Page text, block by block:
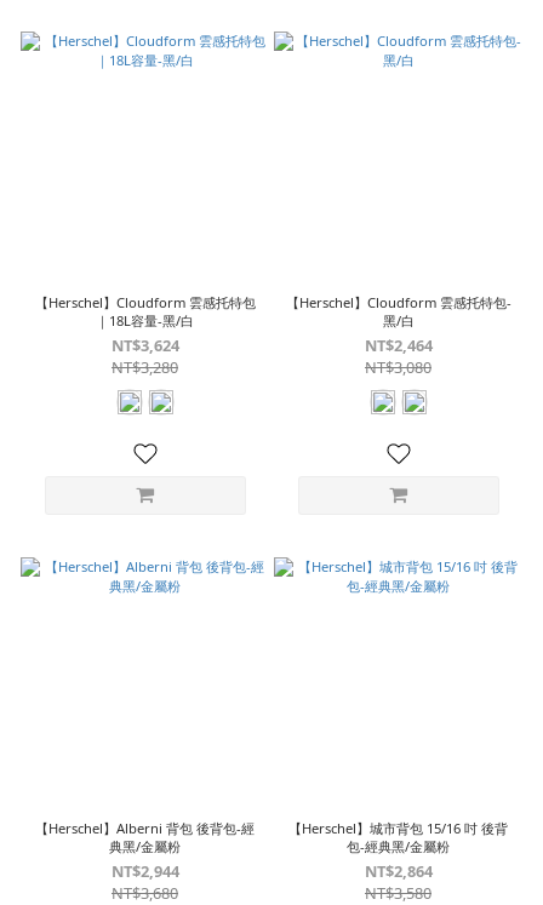
【Herschel】Cloudform 雲感托特包
｜18L容量-黑/白
NT$3,624
NT$3,280
【Herschel】Cloudform 雲感托特包-
黑/白
NT$2,464
NT$3,080
【Herschel】Alberni 背包 後背包-經
典黑/金屬粉
NT$2,944
NT$3,680
【Herschel】城市背包 15/16 吋 後背
包-經典黑/金屬粉
NT$2,864
NT$3,580